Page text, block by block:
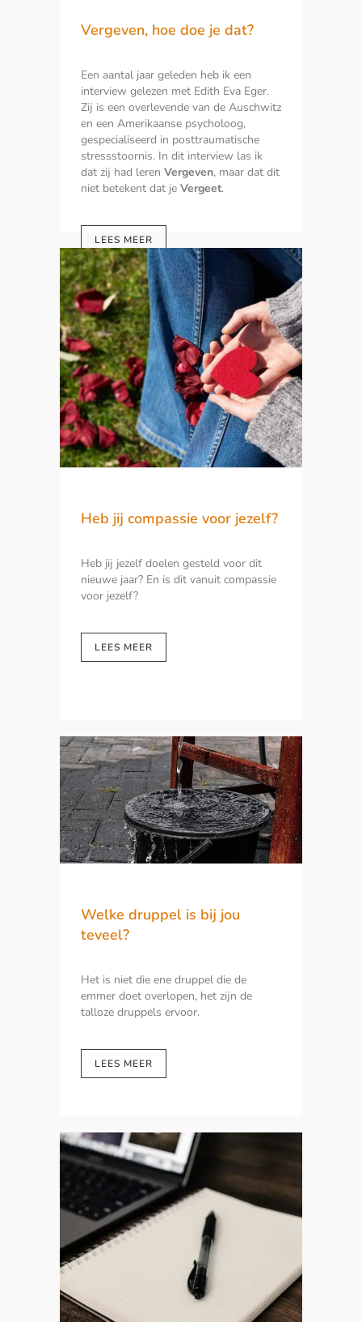
Vergeven, hoe doe je dat?
Een aantal jaar geleden heb ik een
interview gelezen met Edith Eva Eger.
Zij is een overlevende van de Auschwitz
en een Amerikaanse psycholoog,
gespecialiseerd in posttraumatische
stressstoornis. In dit interview las ik
dat zij had leren Vergeven, maar dat dit
niet betekent dat je Vergeet.
LEES MEER
Heb jij compassie voor jezelf?
Heb jij jezelf doelen gesteld voor dit
nieuwe jaar? En is dit vanuit compassie
voor jezelf?
LEES MEER
Welke druppel is bij jou
teveel?
Het is niet die ene druppel die de
emmer doet overlopen, het zijn de
talloze druppels ervoor.
LEES MEER